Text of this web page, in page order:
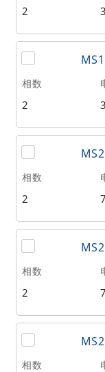
2
保持力矩(Nm)
0.48
相数
2
保持力矩(Nm)
0.48
相数
2
保持力矩(Nm)
3.5
相数
2
保持力矩(Nm)
5
相数